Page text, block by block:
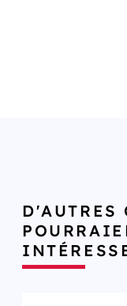
D'AUTRES